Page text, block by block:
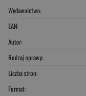
Wydawnictwo:
EAN:
Autor:
Rodzaj oprawy:
Liczba stron:
Format: